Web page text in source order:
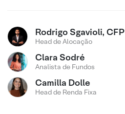
Rodrigo Sgavioli,
Head de Alocação
Clara Sodré
Analista de Fundos
Camilla Dolle
Head de Renda Fixa